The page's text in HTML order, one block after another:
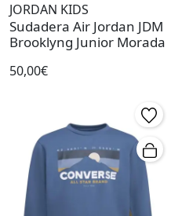
JORDAN KIDS
Sudadera Air Jordan JDM
Brooklyng Junior Morada
50,00€